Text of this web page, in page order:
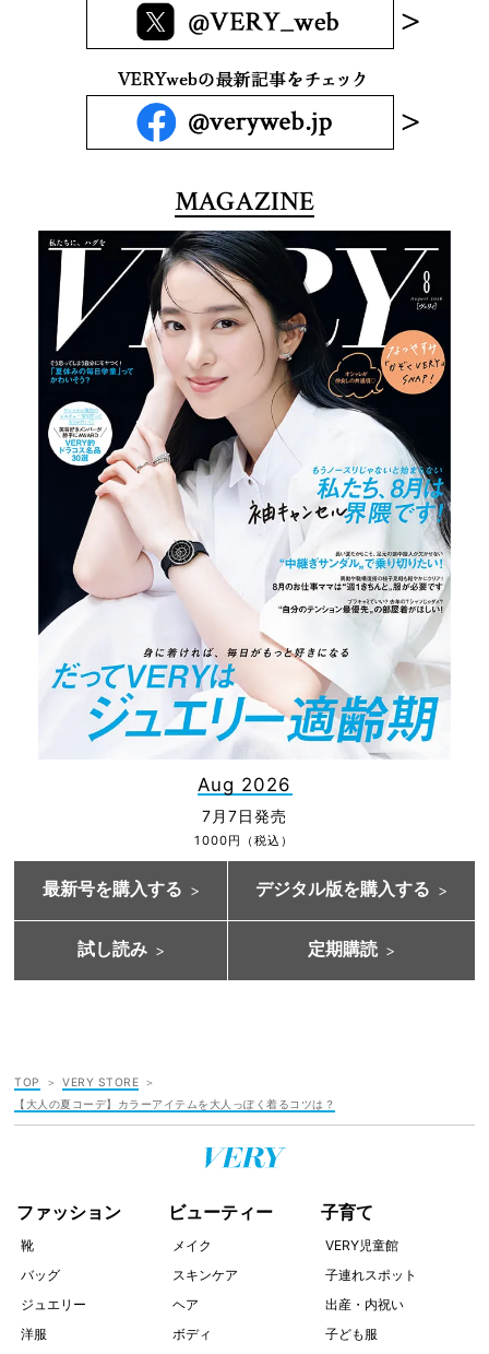
MAGAZINE
Aug 2026
7月7日発売
1000円（税込）
最新号を購入する デジタル版を購入する
試し読み 定期購読
TOP
VERY STORE
【大人の夏コーデ】カラーアイテムを大人っぽく着るコツは？
ファッション
靴
バッグ
ジュエリー
洋服
ビューティー
メイク
スキンケア
ヘア
ボディ
子育て
VERY児童館
子連れスポット
出産・内祝い
子ども服